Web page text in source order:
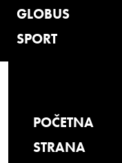
GLOBUS
SPORT
POČETNA
STRANA